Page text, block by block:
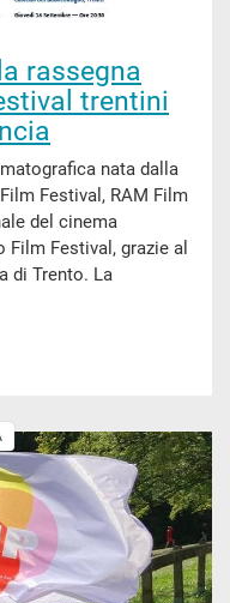
rassegna
trentini
nata dalla
Festival, RAM Film
del cinema
Festival, grazie al
di Trento. La